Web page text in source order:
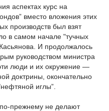
аспектах курс на
вместо вложения этих
производств был взят
в самом начале "тучных
И продолжалось
руководством министра
люди и их окружение —
доктрины, окончательно
иглы”.
прежнему не делают